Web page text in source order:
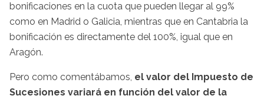
bonificaciones en la cuota que pueden llegar al 99%
como en Madrid o Galicia, mientras que en Cantabria la
bonificación es directamente del 100%, igual que en
Aragón.
Pero como comentábamos, el valor del Impuesto de
Sucesiones variará en función del valor de la